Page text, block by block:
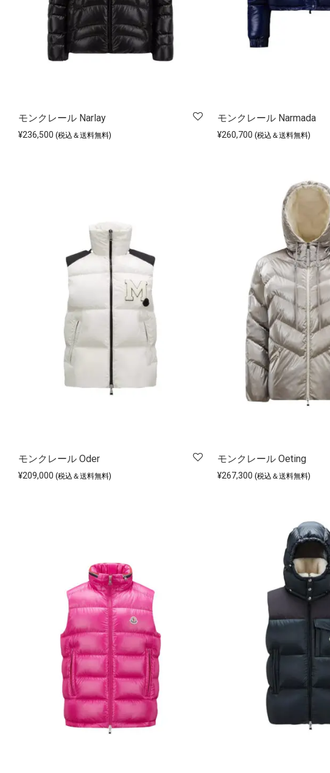
モンクレール Narlay
¥236,500 (税込＆送料無料)
モンクレール Narmada
¥260,700 (税込＆送料無料)
モンクレール Oder
¥209,000 (税込＆送料無料)
モンクレール Oeting
¥267,300 (税込＆送料無料)